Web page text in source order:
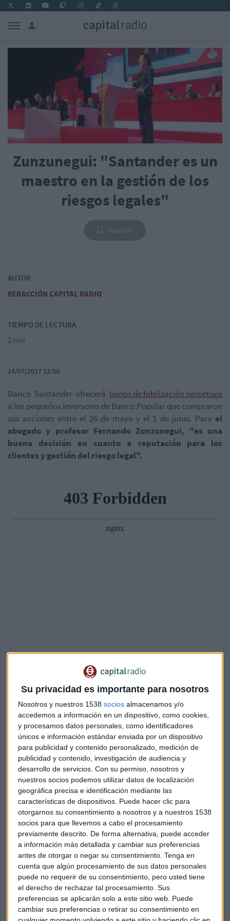
Su privacidad es importante para nosotros
Nosotros y nuestros 1538 socios almacenamos y/o
accedemos a información en un dispositivo, como cookies,
y procesamos datos personales, como identificadores
únicos e información estándar enviada por un dispositivo
para publicidad y contenido personalizado, medición de
publicidad y contenido, investigación de audiencia y
desarrollo de servicios. Con su permiso, nosotros y
nuestros socios podemos utilizar datos de localización
geográfica precisa e identificación mediante las
características de dispositivos. Puede hacer clic para
otorgarnos su consentimiento a nosotros y a nuestros 1538
socios para que llevemos a cabo el procesamiento
previamente descrito. De forma alternativa, puede acceder
a información más detallada y cambiar sus preferencias
antes de otorgar o negar su consentimiento. Tenga en
cuenta que algún procesamiento de sus datos personales
puede no requerir de su consentimiento, pero usted tiene
el derecho de rechazar tal procesamiento. Sus
preferencias se aplicarán solo a este sitio web. Puede
cambiar sus preferencias o retirar su consentimiento en
Zunzunegui: "Santander es un
maestro en la gestión de los
riesgos legales"
AUTOR
REDACCIÓN CAPITAL RADIO
TIEMPO DE LECTURA
2 min
14/07/2017 13:50
Banco Santander ofrecerá bonos de fidelización perpetuos
a los pequeños inversores de Banco Popular que compraron
sus acciones entre el 26 de mayo y el 1 de junio. Para el
abogado y profesor Fernando Zunzunegui, "es una
buena decisión en cuanto a reputación para los
clientes y gestión del riesgo legal".
Santander trata decanalizar las posibles demandas
hacia otros objetivoslo que según Zunzunegui es "muy
inteligente". Quien se una a esta oferta de Santander no
podrá reclamar por otras vías, aunque es difícil conseguir
un reembolso de la inversión con los posibles objetivos de
estas demandas, que serían las autoridades supervisoras,
los antiguos accionistas y los directivos de la entidad.
El abogado explica que los tribunales españoles nunca
han condenado a un organismo supervisor
sería "muy peregrino" que decidieran culpar al FROB y
menos aún a las autoridades europeas. Los otros posibles
objetivos serían los antiguos accionistas y los directivos de
la entidad, pero este también es un horizonte poco
halagüeño para Zunzunegui, ya queel juicio tardaría
como mínimo 10 años en resolverse.
Pero acudir a la oferta de Santander también conlleva
inseguridad ya que los inversores no tendrían "derecho a